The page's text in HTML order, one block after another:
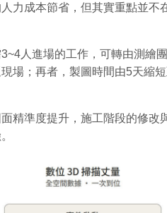
力成本節省，但其實重點並不
人進場的工作，可轉由測繪
場；再者，製圖時間由5天縮
精準度提升，施工階段的修改